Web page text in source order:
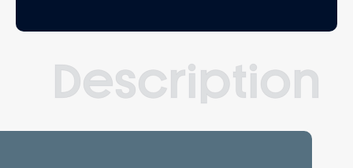
Description